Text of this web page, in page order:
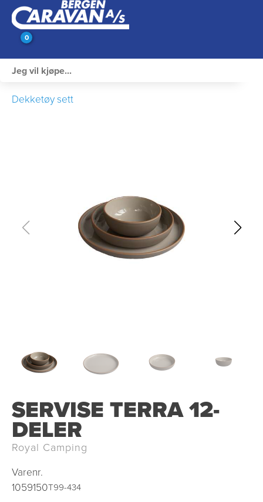
0
Rengjøring & Vedlikehold
Dekketøy sett
SERVISE TERRA 12-
DELER
Royal Camping
Varenr.
1059150T99-434